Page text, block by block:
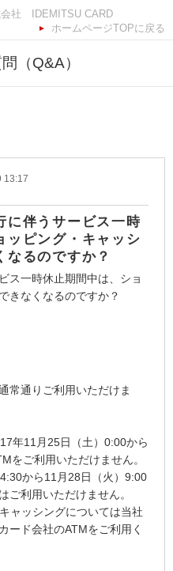
ホームページTOPに戻る
（Q&A）
13:17
に伴うサービス一時
ッピング・キャッシ
なるのですか？
ス一時休止期間中は、ショ
きなくなるのですか？
常通りご利用いただけま
年11月25日（土）0:00から
をご利用いただけません。
から11月28日（火）9:00
ご利用いただけません。
ャッシングについては当社
ード会社のATMをご利用く